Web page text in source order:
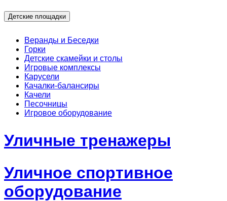
Детские площадки
Веранды и Беседки
Горки
Детские скамейки и столы
Игровые комплексы
Карусели
Качалки-балансиры
Качели
Песочницы
Игровое оборудование
Уличные тренажеры
Уличное спортивное
оборудование